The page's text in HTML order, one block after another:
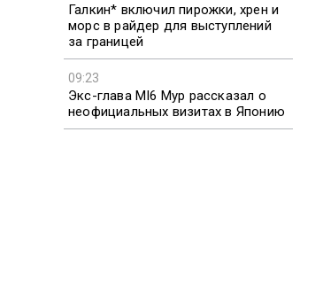
Галкин* включил пирожки, хрен и
морс в райдер для выступлений
за границей
09:23
Экс-глава MI6 Мур рассказал о
неофициальных визитах в Японию